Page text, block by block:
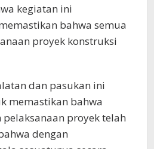
kegiatan ini
bahwa semua
proyek konstruksi
dan pasukan ini
memastikan bahwa
proyek telah
dengan